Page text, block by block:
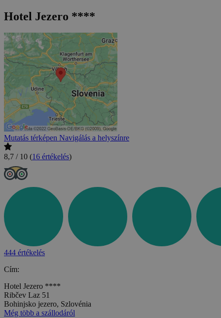
Hotel Jezero ****
Mutatás térképen Navigálás a helyszínre
8,7 / 10 (16 értékelés)
444 értékelés
Cím:
Hotel Jezero ****
Ribčev Laz 51
Bohinjsko jezero, Szlovénia
Még több a szállodáról